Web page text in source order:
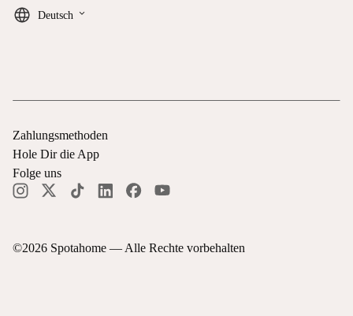
Deutsch keyboard_arrow_down
©2026 Spotahome — Alle Rechte vorbehalten
Zahlungsmethoden
Hole Dir die App
Folge uns